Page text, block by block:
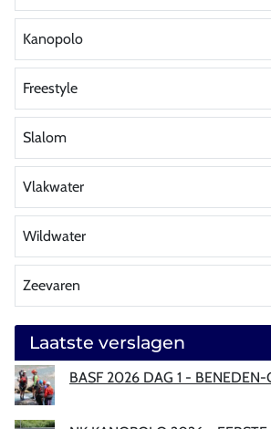
Kanopolo
Freestyle
Slalom
Vlakwater
Wildwater
Zeevaren
Laatste verslagen
BASF 2026 DAG 1 -